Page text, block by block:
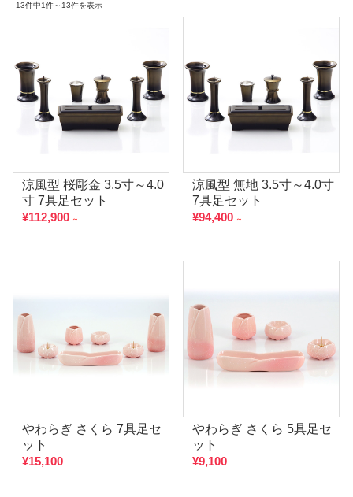
13件中1件～13件を表示
涼風型 桜彫金 3.5寸～4.0
寸 7具足セット
¥112,900 ～
涼風型 無地 3.5寸～4.0寸
7具足セット
¥94,400 ～
やわらぎ さくら 7具足セ
ット
¥15,100
やわらぎ さくら 5具足セ
ット
¥9,100